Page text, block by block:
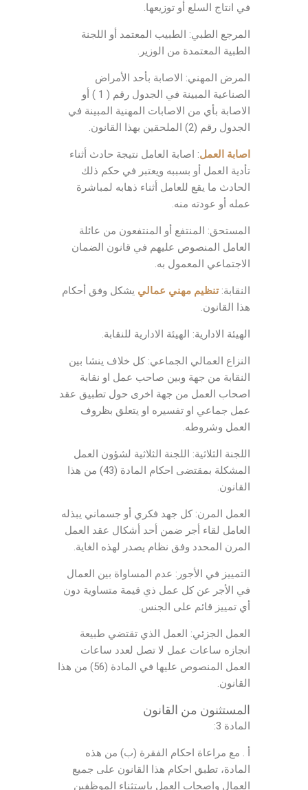
في انتاج السلع أو توزيعها.
المرجع الطبي: الطبيب المعتمد أو اللجنة
الطبية المعتمدة من الوزير.
المرض المهني: الاصابة بأحد الأمراض
الصناعية المبينة في الجدول رقم ( 1 ) أو
الاصابة بأي من الاصابات المهنية المبينة في
الجدول رقم (2) الملحقين بهذا القانون.
اصابة العمل: اصابة العامل نتيجة حادث أثناء
تأدية العمل أو بسببه ويعتبر في حكم ذلك
الحادث ما يقع للعامل أثناء ذهابه لمباشرة
عمله أو عودته منه.
المستحق: المنتفع أو المنتفعون من عائلة
العامل المنصوص عليهم في قانون الضمان
الاجتماعي المعمول به.
النقابة:تنظيم مهني عمالي يشكل وفق أحكام
هذا القانون.
الهيئة الادارية: الهيئة الادارية للنقابة.
النزاع العمالي الجماعي: كل خلاف ينشا بين
النقابة من جهة وبين صاحب عمل او نقابة
اصحاب العمل من جهة اخرى حول تطبيق عقد
عمل جماعي او تفسيره او يتعلق بظروف
العمل وشروطه.
اللجنة الثلاثية: اللجنة الثلاثية لشؤون العمل
المشكلة بمقتضى احكام المادة (43) من هذا
القانون.
العمل المرن: كل جهد فكري أو جسماني يبذله
العامل لقاء أجر ضمن أحد أشكال عقد العمل
المرن المحدد وفق نظام يصدر لهذه الغاية.
التمييز في الأجور: عدم المساواة بين العمال
في الأجر عن كل عمل ذي قيمة متساوية دون
أي تمييز قائم على الجنس.
العمل الجزئي: العمل الذي تقتضي طبيعة
انجازه ساعات عمل لا تصل لعدد ساعات
العمل المنصوص عليها في المادة (56) من هذا
القانون.
المستثنون من القانون
المادة 3:
أ . مع مراعاة احكام الفقرة (ب) من هذه
المادة، تطبق احكام هذا القانون على جميع
العمال واصحاب العمل باستثناء الموظفين